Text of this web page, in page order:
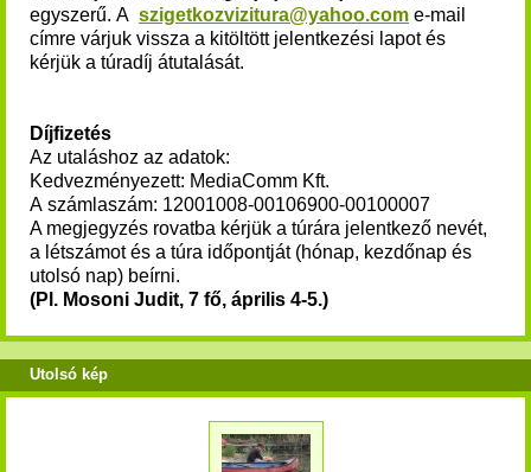
egyszerű. A szigetkozvizitura@yahoo.com e-mail
címre várjuk vissza a kitöltött jelentkezési lapot és
kérjük a túradíj átutalását.
Díjfizetés
Az utaláshoz az adatok:
Kedvezményezett: MediaComm Kft.
A számlaszám: 12001008-00106900-00100007
A megjegyzés rovatba kérjük a túrára jelentkező nevét,
a létszámot és a túra időpontját (hónap, kezdőnap és
utolsó nap) beírni.
(Pl. Mosoni Judit, 7 fő, április 4-5.)
Utolsó kép